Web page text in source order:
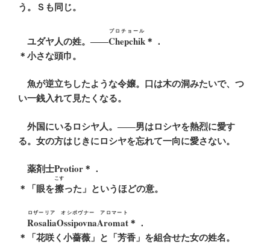
う。Ｓも同じ。
ユダヤ人の姓。――Chepchik
プロチョール
＊．
＊小さな頭巾。
魚が逆立ちしたような令嬢。口は木の洞みたいで、つ
い一銭入れて見たくなる。
外国にいるロシヤ人。――男はロシヤを熱烈に愛す
る。女の方はじきにロシヤを忘れて一向に愛さない。
薬剤士Protior＊．
＊「眼を擦
こす
った」というほどの意。
RosaliaOssipovnaAromat
ロザーリア オシポヴナー アロマート
＊．
＊「花咲く小薔薇」と「芳香」を組合せた女の姓名。